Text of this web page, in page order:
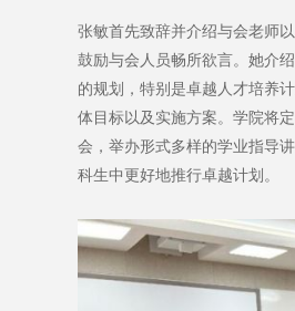
张敏首先致辞并介绍与会老师
鼓励与会人员畅所欲言。她介
的规划，特别是卓越人才培养
体目标以及实施方案。学院将
会，举办形式多样的学业指导
科生中更好地推行卓越计划。